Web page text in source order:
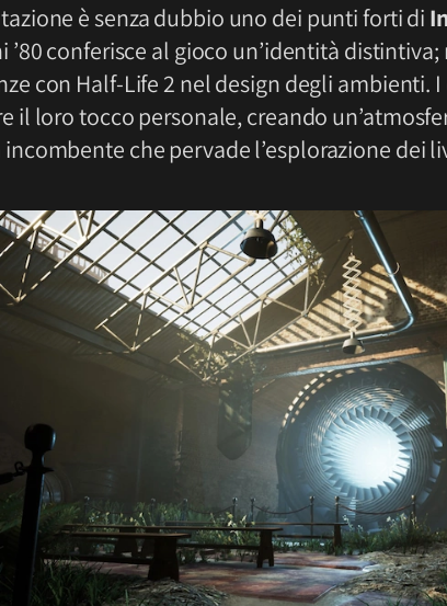
è senza dubbio uno dei punti forti di
’80 conferisce al gioco un’identità
con Half-Life 2 nel design degli ambienti.
il loro tocco personale, creando
che pervade l’esplorazione dei